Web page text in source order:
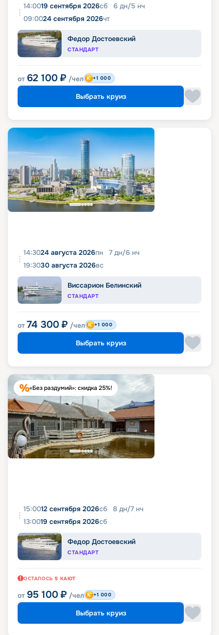
14:0019 сентября 2026сб 6 дн/5 нч
09:0024 сентября 2026чт
Федор Достоевский
СТАНДАРТ
от 62 100 ₽ /чел +1 000
Выбрать круиз
14:3024 августа 2026пн 7 дн/6 нч
19:3030 августа 2026вс
Виссарион Белинский
СТАНДАРТ
от 74 300 ₽ /чел +1 000
Выбрать круиз
«Без раздумий»: скидка 25%!
15:0012 сентября 2026сб 8 дн/7 нч
13:0019 сентября 2026сб
Федор Достоевский
СТАНДАРТ
ОСТАЛОСЬ 5 КАЮТ
от 95 100 ₽ /чел +1 000
Выбрать круиз